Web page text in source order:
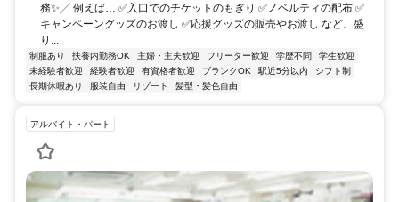
務✨╱ 例えば… ✅入口でのチケットのもぎり ✅ノベルティの配布 ✅
キャンペーングッズのお渡し ✅応援グッズの販売やお渡し など、盛
り...
制服あり 扶養内勤務OK 主婦・主夫歓迎 フリーター歓迎 学歴不問
学生歓迎
未経験者歓迎
経験者歓迎 有資格者歓迎 ブランクOK 駅近5分以内
シフト制
長期休暇あり
服装自由 リゾート 髪型・髪色自由
アルバイト・パート